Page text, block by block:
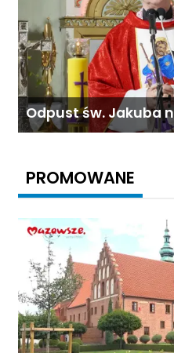
Odpust św. Jakuba
PROMOWANE